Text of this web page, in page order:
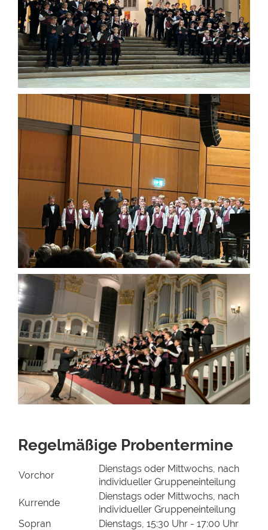
Regelmäßige Probentermine
Vorchor
Dienstags oder Mittwochs, nach
individueller Gruppeneinteilung
Kurrende
Dienstags oder Mittwochs, nach
individueller Gruppeneinteilung
Sopran
Dienstags, 15:30 Uhr - 17:00 Uhr